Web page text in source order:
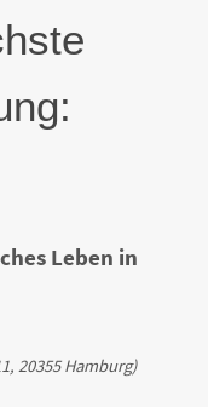
Leben in
20355 Hamburg)